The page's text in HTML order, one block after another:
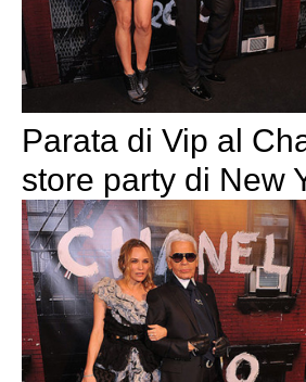
Parata di Vip al
store party di New